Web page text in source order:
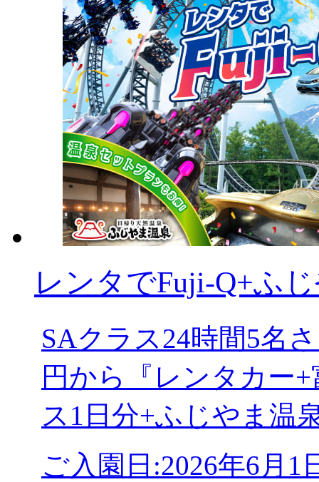
レンタでFuji-Q+ふ
SAクラス24時間5名
円から『レンタカー
ス1日分+ふじやま温
ご入園日:2026年6月1